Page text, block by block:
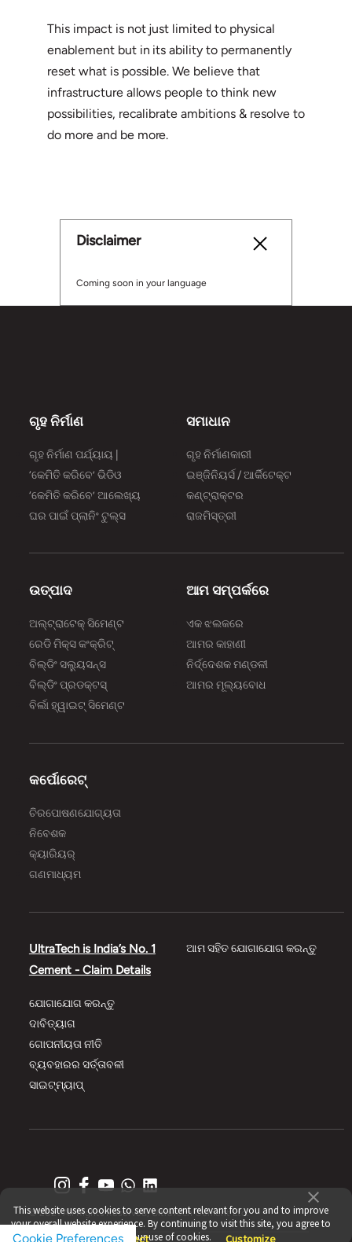
This website uses cookies to serve content relevant for you and to improve
your overall website experience. By continuing to visit this site, you agree to
our use of cookies.
Customize
Reject
Cookie Preferences
This impact is not just limited to physical
enablement but in its ability to permanently
reset what is possible. We believe that
infrastructure allows people to think new
possibilities, recalibrate ambitions & resolve to
do more and be more.
Disclaimer
Coming soon in your language
ଗୃହ ନିର୍ମାଣ
ଗୃହ ନିର୍ମାଣ ପର୍ଯ୍ୟାୟ |
‘କେମିତି କରିବେ’ ଭିଡିଓ
‘କେମିତି କରିବେ’ ଆଲେଖ୍ୟ
ଘର ପାଇଁ ପ୍ଲାନିଂ ଟୁଲ୍‌‌ସ
ସମାଧାନ
ଗୃହ ନିର୍ମାଣକାରୀ
ଇଞ୍ଜିନିୟର୍ସ / ଆର୍କିଟେକ୍ଟ
କଣ୍ଟ୍ରାକ୍ଟର
ରାଜମିସ୍ତ୍ରୀ
ଉତ୍ପାଦ
ଅଲ୍‌‌ଟ୍ରାଟେକ୍ ସିମେଣ୍ଟ
ରେଡି ମିକ୍ସ କଂକ୍ରିଟ୍
ବିଲ୍‌‌ଡିଂ ସଲ୍ୟୁସନ୍ସ
ବିଲ୍‌‌ଡିଂ ପ୍ରଡକ୍ଟସ୍
ବିର୍ଲା ହ୍ୱାଇଟ୍ ସିମେଣ୍ଟ
ଆମ ସମ୍ପର୍କରେ
ଏକ ଝଲକରେ
ଆମର କାହାଣୀ
ନିର୍ଦ୍ଦେଶକ ମଣ୍ଡଳୀ
ଆମର ମୂଲ୍ୟବୋଧ
କର୍ପୋରେଟ୍
ଚିରପୋଷଣଯୋଗ୍ୟତା
ନିବେଶକ
କ୍ୟାରିୟର୍
ଗଣମାଧ୍ୟମ
UltraTech is India’s No. 1
Cement - Claim Details
ଯୋଗାଯୋଗ କରନ୍ତୁ
ଦାବିତ୍ୟାଗ
ଗୋପନୀୟତା ନୀତି
ବ୍ୟବହାରର ସର୍ତ୍ତାବଳୀ
ସାଇଟ୍‌‌ମ୍ୟାପ୍
ଆମ ସହିତ ଯୋଗାଯୋଗ କରନ୍ତୁ
© 2021 All Rights Reserved, UltraTech Cement Ltd.